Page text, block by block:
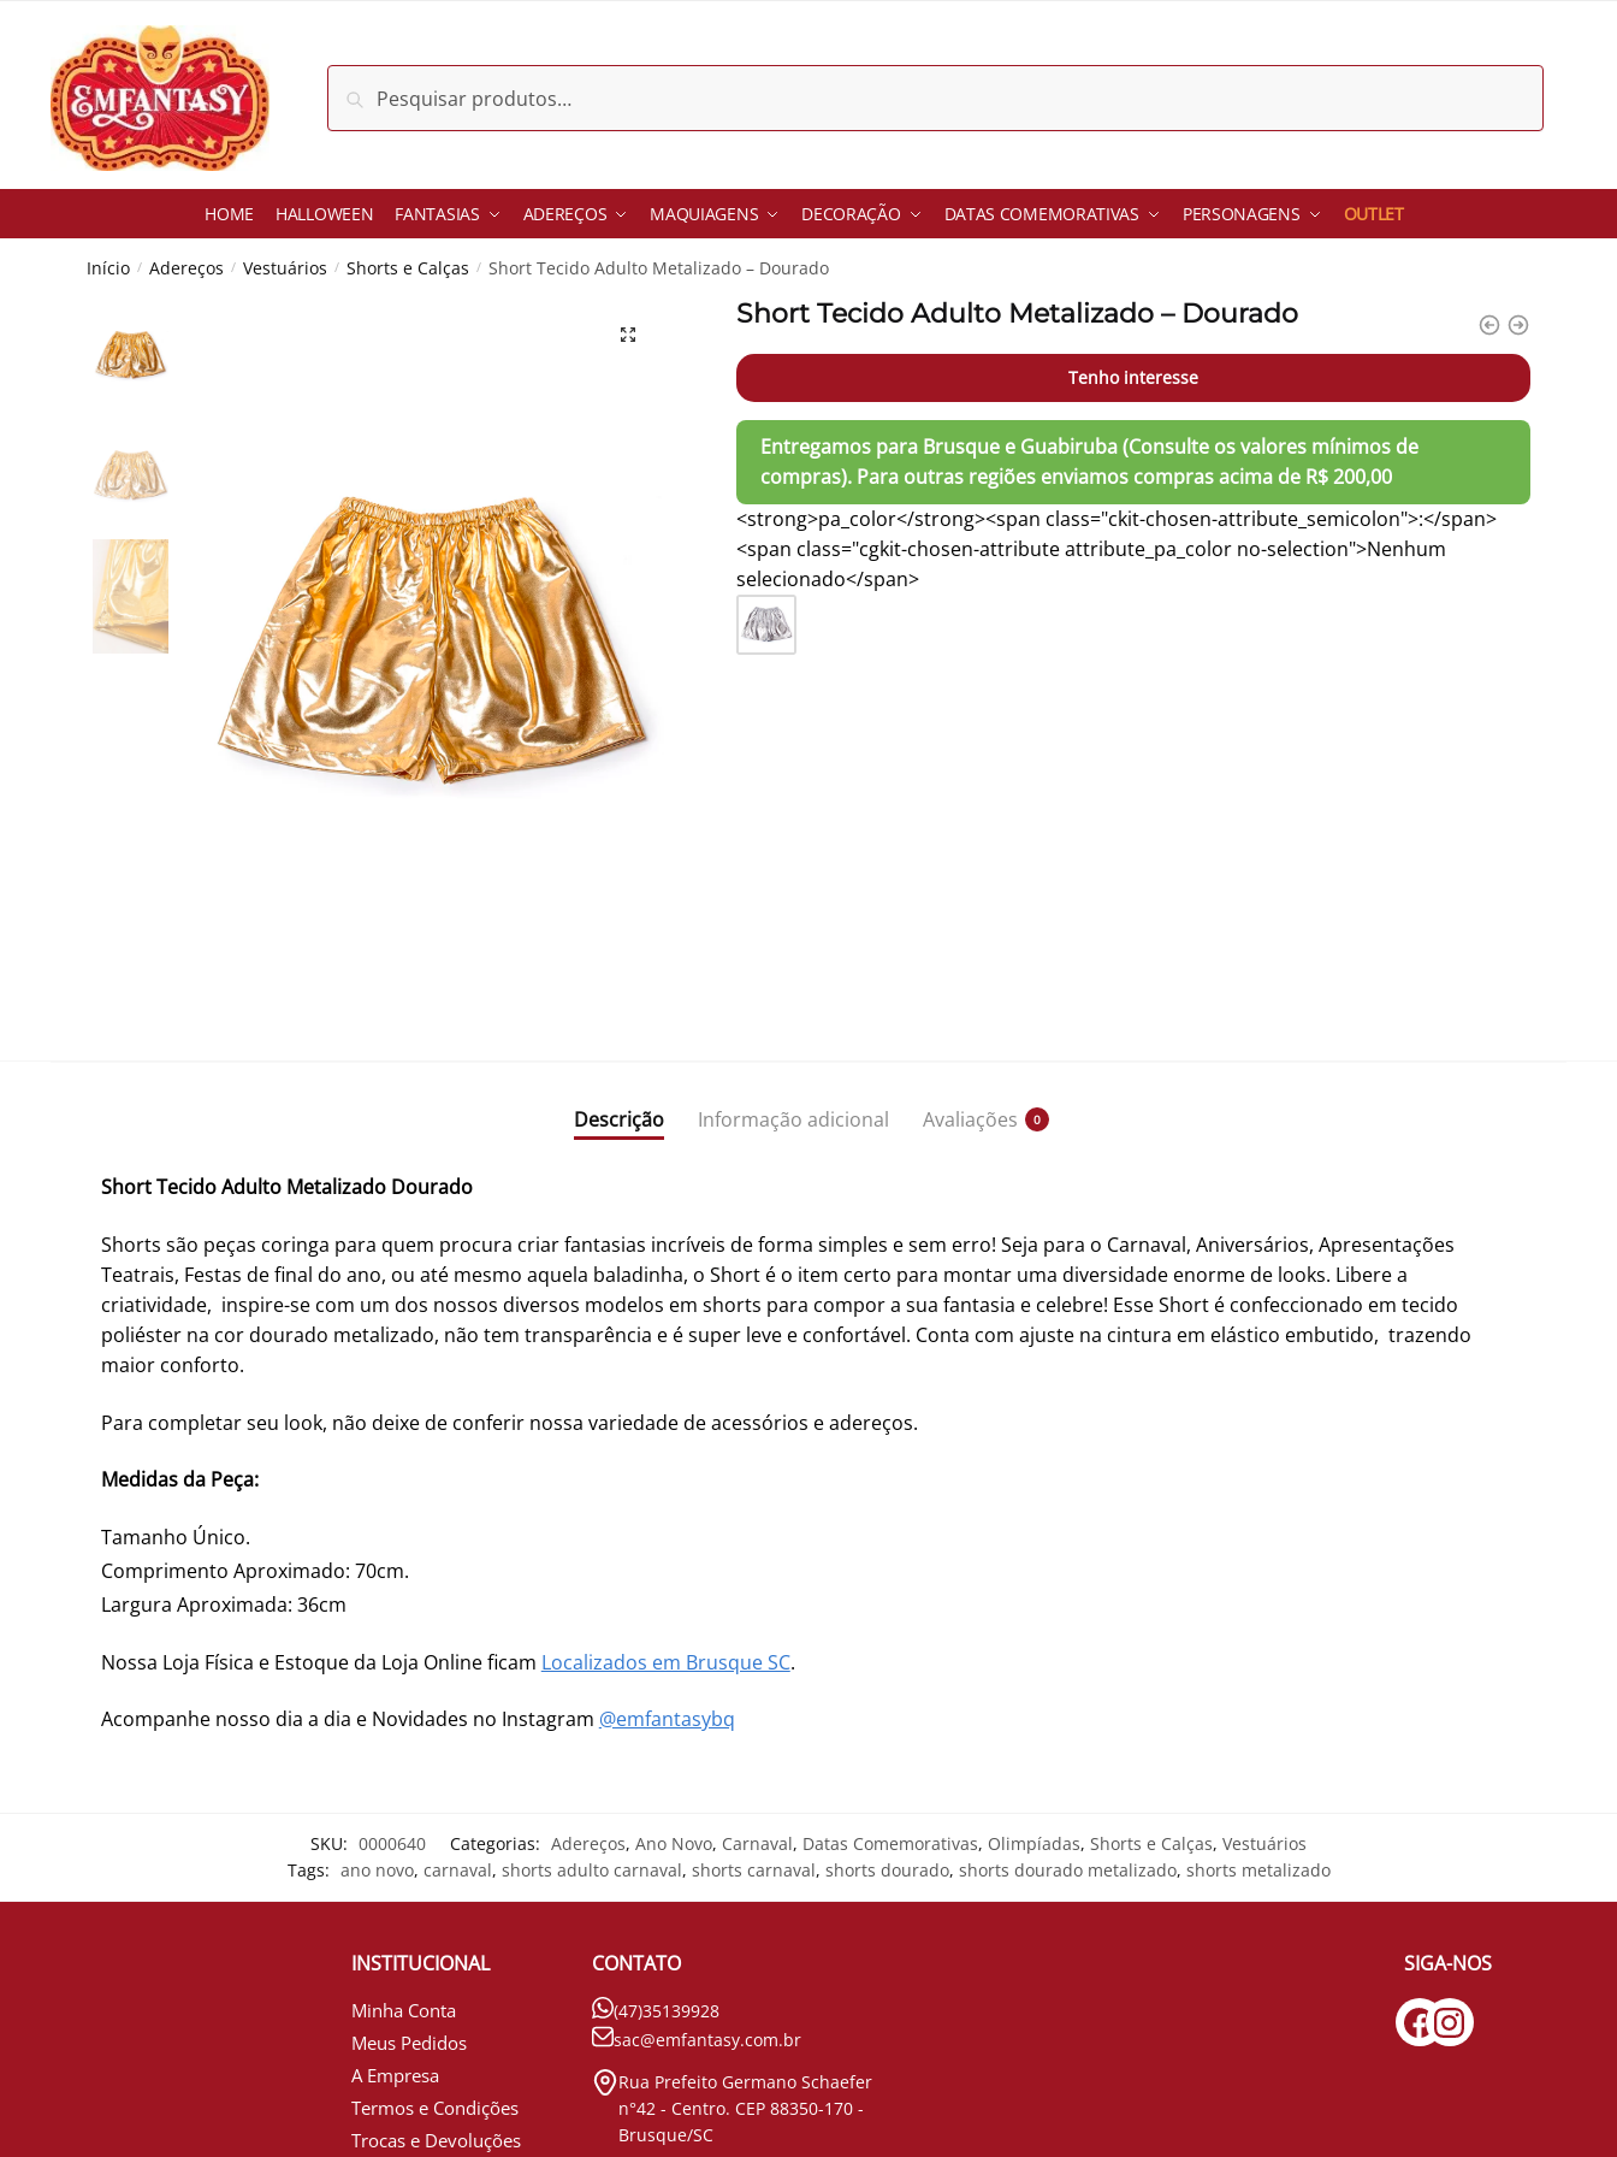
navigation
content
Pesquisar
por:
Pesquisar
HOME HALLOWEEN FANTASIAS ADEREÇOS MAQUIAGENS DECORAÇÃO DATAS COMEMORATIVAS PERSONAGENS OUTLET
Início / Adereços / Vestuários / Shorts e Calças / Short Tecido Adulto Metalizado – Dourado
Short Tecido Adulto Metalizado – Dourado
Tenho interesse
<strong>pa_color</strong><span class="ckit-chosen-attribute_semicolon">:</span>
<span class="cgkit-chosen-attribute attribute_pa_color no-selection">Nenhum
selecionado</span>
Descrição Informação adicional Avaliações 0
Short Tecido Adulto Metalizado Dourado
Shorts são peças coringa para quem procura criar fantasias incríveis de forma simples e sem erro! Seja para o Carnaval, Aniversários, Apresentações
Teatrais, Festas de final do ano, ou até mesmo aquela baladinha, o Short é o item certo para montar uma diversidade enorme de looks. Libere a
criatividade, inspire-se com um dos nossos diversos modelos em shorts para compor a sua fantasia e celebre! Esse Short é confeccionado em tecido
poliéster na cor dourado metalizado, não tem transparência e é super leve e confortável. Conta com ajuste na cintura em elástico embutido, trazendo
maior conforto.
Para completar seu look, não deixe de conferir nossa variedade de acessórios e adereços.
Medidas da Peça:
Tamanho Único.
Comprimento Aproximado: 70cm.
Largura Aproximada: 36cm
Nossa Loja Física e Estoque da Loja Online ficam Localizados em Brusque SC.
Acompanhe nosso dia a dia e Novidades no Instagram @emfantasybq
SKU: 0000640 Categorias: Adereços, Ano Novo, Carnaval, Datas Comemorativas, Olimpíadas, Shorts e Calças, Vestuários
Tags: ano novo, carnaval, shorts adulto carnaval, shorts carnaval, shorts dourado, shorts dourado metalizado, shorts metalizado
INSTITUCIONAL
Minha Conta
Meus Pedidos
A Empresa
Termos e Condições
Trocas e Devoluções
CONTATO
(47)35139928
sac@emfantasy.com.br
Rua Prefeito Germano Schaefer
n°42 - Centro. CEP 88350-170 -
Brusque/SC
SIGA-NOS